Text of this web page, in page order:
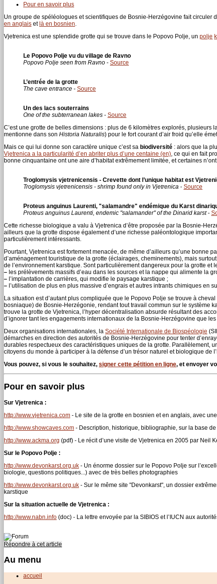
Pour en savoir plus
Un groupe de spéléologues et scientifiques de Bosnie-Herzégovine fait
en anglais etlà en bosnien
Vjetrenica est une splendide grotte qui se trouve dans le Popovo Polje, un polje
Le Popovo Polje vu du village de Ravno
Popovo Polje seen from Ravno - Source
L’entrée de la grotte
The cave entrance - Source
Un des lacs souterrains
One of the subterranean lakes - Source
C’est une grotte de belles dimensions : plus de 6 kilomètres explorés, plusieurs
mentionne dans son Historia Naturalis) pour le fort courant d’air froid qu’elle
Mais ce qui lui donne son caractère unique c’est sa biodiversité : alors que la
Vjetrenica a la particularité d’en abriter plus d’une centaine (en) , ce qui en fait
bonne cinquantaine ont une aire d’habitat extrêmement limitée, et certaines
Troglomysis vjetrenicensis - Crevette dont l’unique habitat est
Troglomysis vjetrenicensis - shrimp found only in Vjetrenica - Source
Proteus anguinus Laurenti, "salamandre" endémique du Karst
Proteus anguinus Laurenti, endemic "salamander" of the Dinarid karst-
Cette richesse biologique a valu à Vjetrenica d’être proposée par la Bosnie-
ailleurs que la grotte dispose également d’une richesse paléontologique
particulièrement intéressants.
Pourtant, Vjetrenica est fortement menacée, de même d’ailleurs qu’une bonne
d’aménagement touristique de la grotte (éclairages, cheminements), mais
de l’environnement karstique. Sont particulièrement dangereux pour la grotte et
– les prélèvements massifs d’eau dans les sources et la nappe qui alimente la
– l’implantation de carrières, qui modifie le paysage karstique ;
– l’utilisation de plus en plus massive d’engrais et autres intrants chimiques en
La situation est d’autant plus compliquée que le Popovo Polje se trouve à
bosniaque) de Bosnie-Herzégonie, rendant tout travail commun sur le système
trouve la grotte de Vjetrenica, l’hyper décentralisation absurde résultant des
d’ignorer tant les engagements internationaux de la Bosnie-Herzégovine que
Deux organisations internationales, la Société Internationale de Biospéologie
démarches en direction des autorités de Bosnie-Herzégovine pour tenter
durables respectueux des caractéristiques uniques de la grotte. Parallèlement,
citoyens du monde à participer à la défense d’un trésor naturel et biologique de
Vous pouvez, si vous le souhaitez, signer cette pétition en ligne, et envoyer
Pour en savoir plus
Sur Vjetrenica :
http://www.vjetrenica.com - Le site de la grotte en bosnien et en anglais, avec
http://www.showcaves.com - Description, historique, bibliographie, sur la base
http://www.ackma.org (pdf) - Le récit d’une visite de Vjetrenica en 2005 par Neil
Sur le Popovo Polje :
http://www.devonkarst.org.uk - Un énorme dossier sur le Popovo Polje sur
biologie, questions politiques...) avec de très belles photographies
http://www.devonkarst.org.uk - Sur le même site "Devonkarst", un dossier
karstique
Sur la situation actuelle de Vjetrenica :
http://www.nabn.info (doc) - La lettre envoyée par la SIBIOS et l’IUCN aux
Répondre à cet article
Au menu
accueil